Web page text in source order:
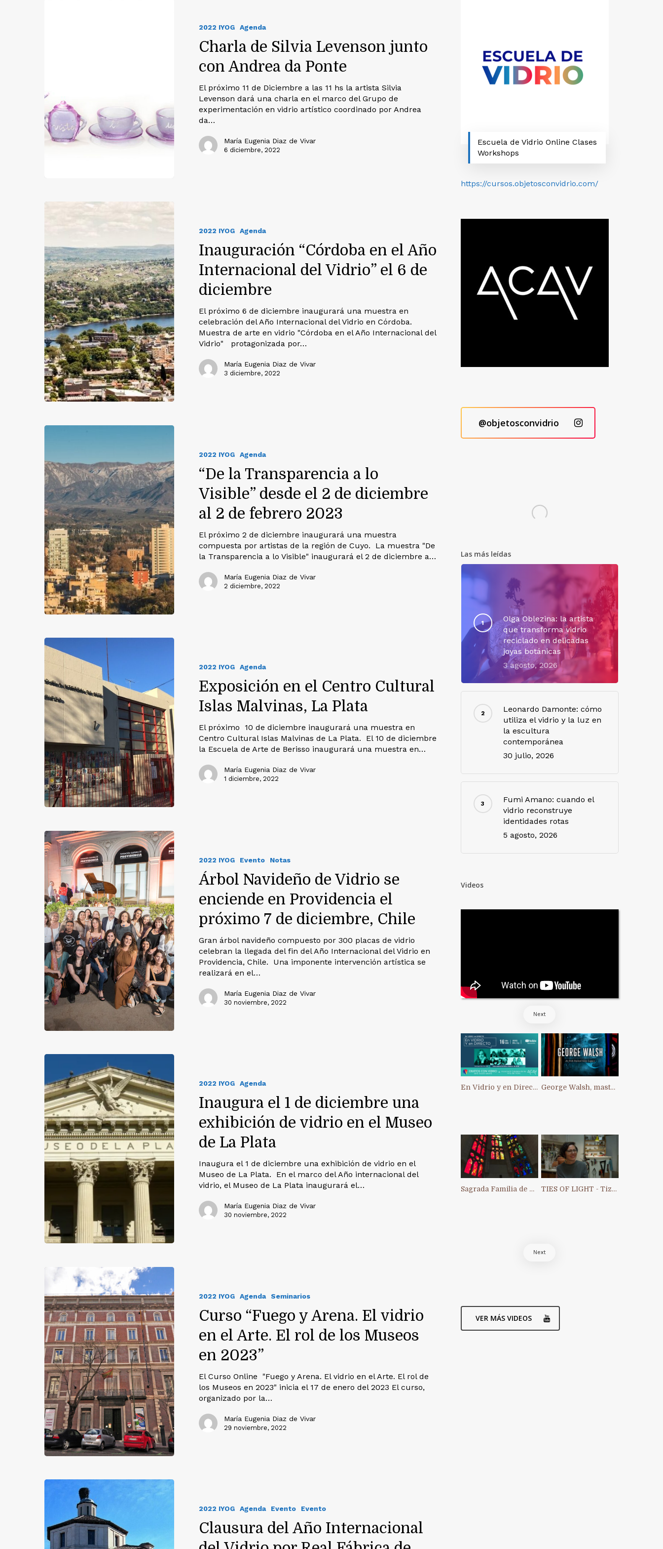
2022 IYOG Agenda
Charla de Silvia Levenson junto
con Andrea da Ponte
El próximo 11 de Diciembre a las 11 hs la artista Silvia
Levenson dará una charla en el marco del Grupo de
experimentación en vidrio artístico coordinado por Andrea
da…
María Eugenia Diaz de Vivar
6 diciembre, 2022
2022 IYOG Agenda
Inauguración “Córdoba en el Año
Internacional del Vidrio” el 6 de
diciembre
El próximo 6 de diciembre inaugurará una muestra en
celebración del Año Internacional del Vidrio en Córdoba.
Muestra de arte en vidrio "Córdoba en el Año Internacional del
Vidrio" protagonizada por…
María Eugenia Diaz de Vivar
3 diciembre, 2022
2022 IYOG Agenda
“De la Transparencia a lo
Visible” desde el 2 de diciembre
al 2 de febrero 2023
El próximo 2 de diciembre inaugurará una muestra
compuesta por artistas de la región de Cuyo. La muestra "De
la Transparencia a lo Visible" inaugurará el 2 de diciembre a…
María Eugenia Diaz de Vivar
2 diciembre, 2022
2022 IYOG Agenda
Exposición en el Centro Cultural
Islas Malvinas, La Plata
El próximo 10 de diciembre inaugurará una muestra en
Centro Cultural Islas Malvinas de La Plata. El 10 de diciembre
la Escuela de Arte de Berisso inaugurará una muestra en…
María Eugenia Diaz de Vivar
1 diciembre, 2022
2022 IYOG Evento Notas
Árbol Navideño de Vidrio se
enciende en Providencia el
próximo 7 de diciembre, Chile
Gran árbol navideño compuesto por 300 placas de vidrio
celebran la llegada del fin del Año Internacional del Vidrio en
Providencia, Chile. Una imponente intervención artística se
realizará en el…
María Eugenia Diaz de Vivar
30 noviembre, 2022
2022 IYOG Agenda
Inaugura el 1 de diciembre una
exhibición de vidrio en el Museo
de La Plata
Inaugura el 1 de diciembre una exhibición de vidrio en el
Museo de La Plata. En el marco del Año internacional del
vidrio, el Museo de La Plata inaugurará el…
María Eugenia Diaz de Vivar
30 noviembre, 2022
2022 IYOG Agenda Seminarios
Curso “Fuego y Arena. El vidrio
en el Arte. El rol de los Museos
en 2023”
El Curso Online "Fuego y Arena. El vidrio en el Arte. El rol de
los Museos en 2023" inicia el 17 de enero del 2023 El curso,
organizado por la…
María Eugenia Diaz de Vivar
29 noviembre, 2022
2022 IYOG Agenda Evento Evento
Clausura del Año Internacional
Escuela de Vidrio Online Clases
Workshops
https://cursos.objetosconvidrio.com/
@objetosconvidrio
Las más leídas
Olga Oblezina: la artista
que transforma vidrio
reciclado en delicadas
joyas botánicas
3 agosto, 2026
Leonardo Damonte: cómo
utiliza el vidrio y la luz en
la escultura
contemporánea
30 julio, 2026
Fumi Amano: cuando el
vidrio reconstruye
identidades rotas
5 agosto, 2026
Videos
Next
En Vidrio y en Directo: primer Intercambio Artístico Interno de ACAV George Walsh, master of stained glass in Ireland
Sagrada Familia de Barcelona TIES OF LIGHT - Tiziana Chiara
Next
VER MÁS VIDEOS